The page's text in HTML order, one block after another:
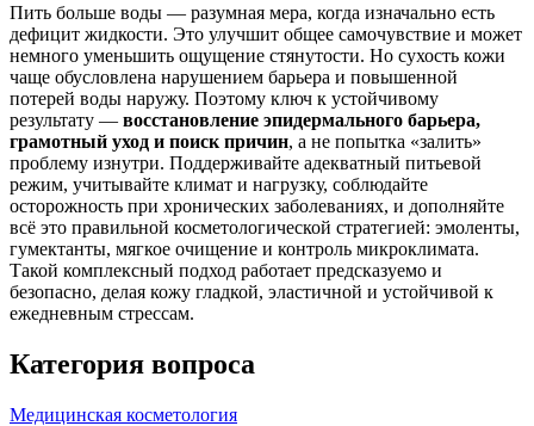
Пить больше воды — разумная мера, когда изначально есть
дефицит жидкости. Это улучшит общее самочувствие и может
немного уменьшить ощущение стянутости. Но сухость кожи
чаще обусловлена нарушением барьера и повышенной
потерей воды наружу. Поэтому ключ к устойчивому
результату — восстановление эпидермального барьера,
грамотный уход и поиск причин, а не попытка «залить»
проблему изнутри. Поддерживайте адекватный питьевой
режим, учитывайте климат и нагрузку, соблюдайте
осторожность при хронических заболеваниях, и дополняйте
всё это правильной косметологической стратегией: эмоленты,
гумектанты, мягкое очищение и контроль микроклимата.
Такой комплексный подход работает предсказуемо и
безопасно, делая кожу гладкой, эластичной и устойчивой к
ежедневным стрессам.
Категория вопроса
Медицинская косметология